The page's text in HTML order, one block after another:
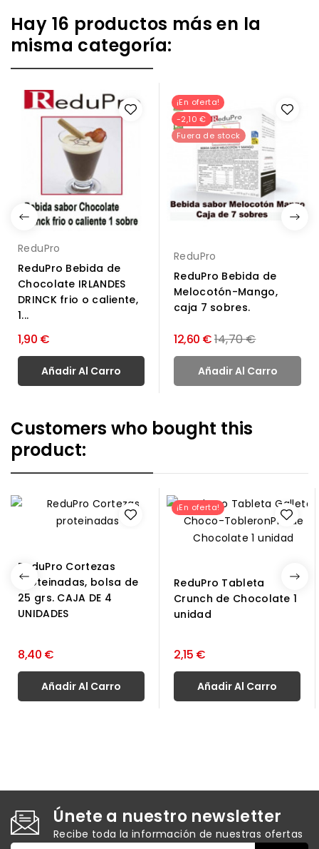
Hay 16 productos más en la
misma categoría:
ReduPro
ReduPro Bebida de
Chocolate IRLANDES
DRINCK frio o caliente,
1...
1,90 €
Añadir Al Carro
¡En oferta!
-2,10 €
Fuera de stock
ReduPro
ReduPro Bebida de
Melocotón-Mango,
caja 7 sobres.
12,60 €Precio
normal
14,70 €
Añadir Al Carro
Customers who bought this
product:
ReduPro Cortezas
proteinadas, bolsa de
25 grs. CAJA DE 4
UNIDADES
8,40 €
Añadir Al Carro
¡En oferta!
ReduPro Tableta
Crunch de Chocolate 1
unidad
2,15 €
Añadir Al Carro
Únete a nuestro newsletter
Recibe toda la información de nuestras ofertas